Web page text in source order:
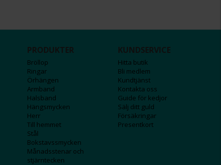
PRODUKTER
Bröllop
Ringar
Örhängen
Armband
Halsband
Hängsmycken
Herr
Till hemmet
Stål
Bokstavssmycken
Månadsstenar och
stjärntecken
KUNDSERVICE
Hitta butik
Bli medlem
Kundtjänst
Kontakta oss
Guide för kedjor
Sälj ditt guld
Försäkringar
Presentkort